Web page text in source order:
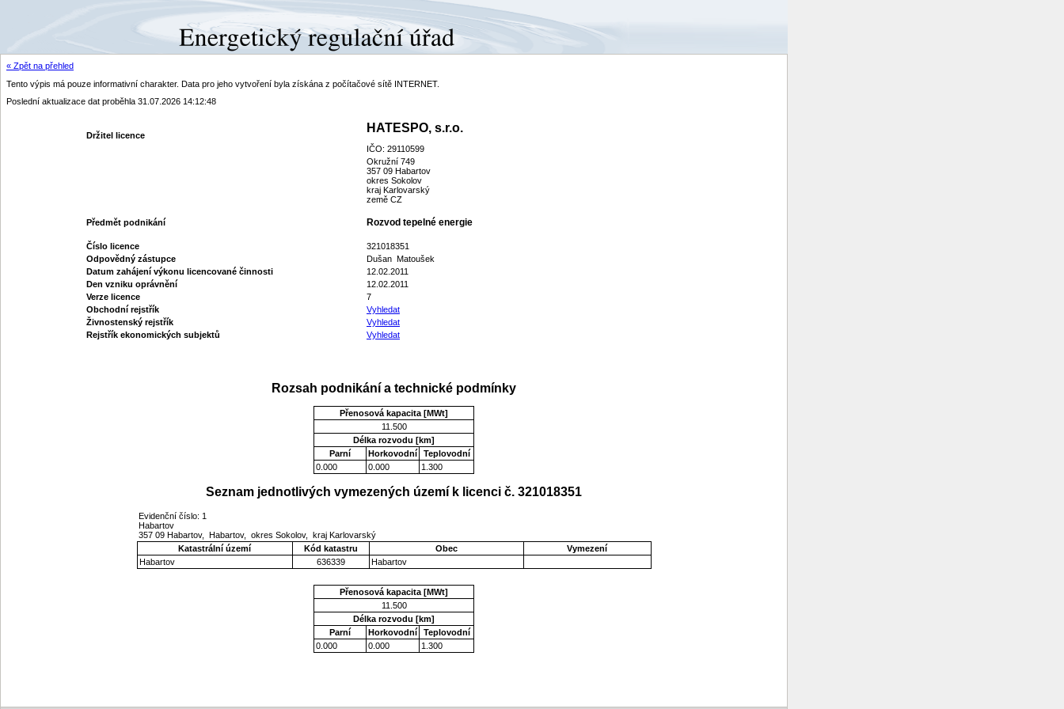
« Zpět na přehled
Tento výpis má pouze informativní charakter. Data pro jeho vytvoření byla získána z počítačové sítě INTERNET.
Poslední aktualizace dat proběhla 31.07.2026 14:12:48
Držitel licence
HATESPO, s.r.o.
IČO: 29110599
Okružní 749
357 09 Habartov
okres Sokolov
kraj Karlovarský
země CZ
Předmět podnikání Rozvod tepelné energie
Číslo licence
321018351
Odpovědný zástupce
Dušan Matoušek
Datum zahájení výkonu licencované činnosti
12.02.2011
Den vzniku oprávnění
12.02.2011
Verze licence
7
Obchodní rejstřík
Vyhledat
Živnostenský rejstřík
Vyhledat
Rejstřík ekonomických subjektů
Vyhledat
Rozsah podnikání a technické podmínky
Přenosová kapacita [MWt]
11.500
Délka rozvodu [km]
Parní
Horkovodní
Teplovodní
0.000
0.000 1.300
Seznam jednotlivých vymezených území k licenci č. 321018351
Evidenční číslo: 1
Habartov
357 09 Habartov, Habartov, okres Sokolov, kraj Karlovarský
Katastrální území
Kód katastru Obec
Vymezení
Habartov
636339 Habartov
Přenosová kapacita [MWt]
11.500
Délka rozvodu [km]
Parní
Horkovodní
Teplovodní
0.000
0.000 1.300